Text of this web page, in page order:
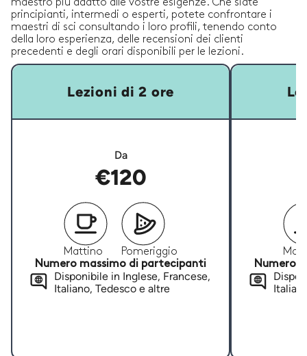
maestro più adatto alle vostre esigenze. Che siate
principianti, intermedi o esperti, potete confrontare i
maestri di sci consultando i loro profili, tenendo conto
della loro esperienza, delle recensioni dei clienti
precedenti e degli orari disponibili per le lezioni.
Lezioni di 2 ore
Da
€120
Mattino
Pomeriggio
Numero massimo di partecipanti
Disponibile in Inglese, Francese,
Italiano, Tedesco e altre
Numero